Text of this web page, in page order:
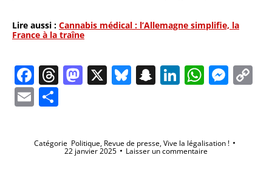
Lire aussi : Cannabis médical : l’Allemagne simplifie, la
France à la traîne
Facebook
Threads
Mastodon
X Bluesky
Snapchat
LinkedIn
Email
Catégorie Politique, Revue de presse,Vive la légalisation !
22 janvier 2025 Laisser un commentaire